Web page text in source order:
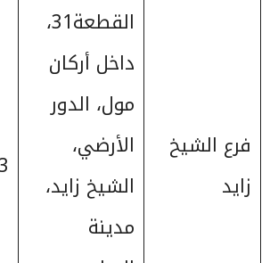
فرع الشيخ
زايد
القطعة31،
داخل أركان
مول، الدور
الأرضي،
الشيخ زايد،
مدينة